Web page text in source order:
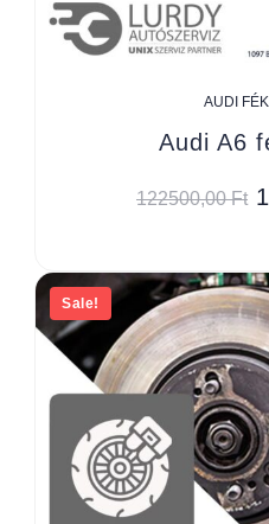
AUDI
Audi A6
122500,00Ft
Sale!